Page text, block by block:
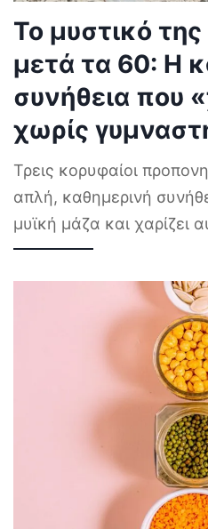
Το μυστικό
μετά τα 60: Η
συνήθεια που
χωρίς
Τρεις κορυφαίοι
απλή, καθημερινή
μυϊκή μάζα και χαρίζει